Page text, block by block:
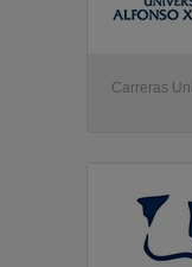
Carreras